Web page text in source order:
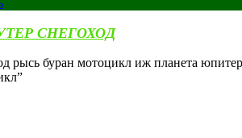
СНЕГОХОД
рысь буран мотоцикл иж планета